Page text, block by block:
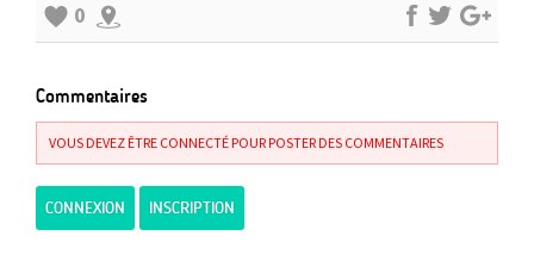
0
Commentaires
VOUS DEVEZ ÊTRE CONNECTÉ POUR POSTER DES COMMENTAIRES
CONNEXION INSCRIPTION